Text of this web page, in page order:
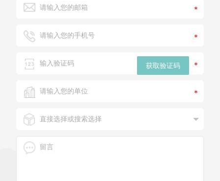
*
*
*
获取验证码
*